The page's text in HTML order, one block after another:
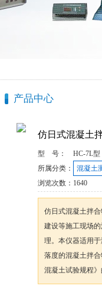
产品中心
仿日式混凝土
型 号：
HC-7L型
所属分类：
混凝土
浏览次数： 1640
仿日式混凝土拌
建设等施工现场
理。本仪器适用
落度的混凝土拌
混凝土试验规程》